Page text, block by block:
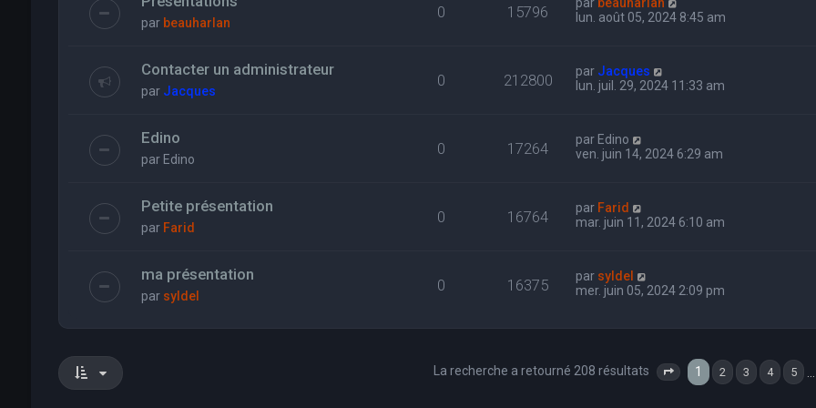
par beauharlan
0 15796
lun. août 05, 2024 8:45 am
Contacter un administrateur
par Jacques
0 212800 par Jacques
lun. juil. 29, 2024 11:33 am
Edino
par Edino
0 17264 par Edino
ven. juin 14, 2024 6:29 am
Petite présentation
par Farid
0 16764 par Farid
mar. juin 11, 2024 6:10 am
ma présentation
par syldel
0 16375 par syldel
mer. juin 05, 2024 2:09 pm
La recherche a retourné 208 résultats Page 1sur 7
1 2 3 4 5